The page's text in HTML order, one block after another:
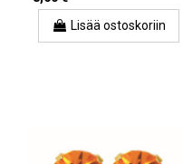
Lisää ostoskoriin